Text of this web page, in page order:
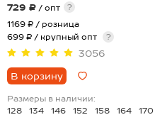
729 ₽ / опт
?
1169 ₽ / розница
699 ₽ / крупный опт
?
3056
В корзину
Размеры в наличии:
128
134 146 152 158 164 170